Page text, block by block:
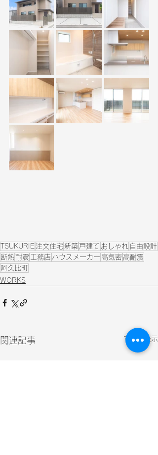
TSUKURIE 注文住宅 新築 戸建て おしゃれ 自由設計
断熱 耐震 工務店 ハウスメーカー 高気密 高耐震
阿久比町
WORKS
関連記事 すべて表示